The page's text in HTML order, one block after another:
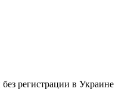
регистрации в Украине